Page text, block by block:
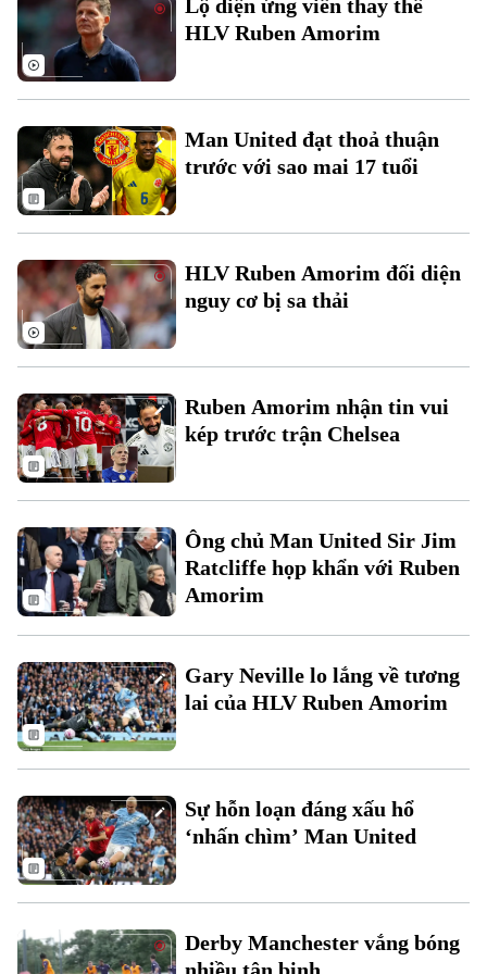
Theo dõi Hà Nội On
Đất đai
Kinh nghiệm
Xe máy
Thị trường
Tuyển sinh
Hướng nghiệp
Tin tức
Di tích
Sức khỏe
Y tế
Dinh dưỡng
Tư vấn sức khỏe
Bóng đá
Quần vợt
Golf
Giải trí
Tin tức
Sao
Điện ảnh
Âm nhạc
Đã phát sóng
Lộ diện ứng viên thay thế
HLV Ruben Amorim
Man United đạt thoả thuận
trước với sao mai 17 tuổi
HLV Ruben Amorim đối diện
nguy cơ bị sa thải
Ruben Amorim nhận tin vui
kép trước trận Chelsea
Ông chủ Man United Sir Jim
Ratcliffe họp khẩn với Ruben
Amorim
Gary Neville lo lắng về tương
lai của HLV Ruben Amorim
Sự hỗn loạn đáng xấu hổ
‘nhấn chìm’ Man United
Derby Manchester vắng bóng
nhiều tân binh